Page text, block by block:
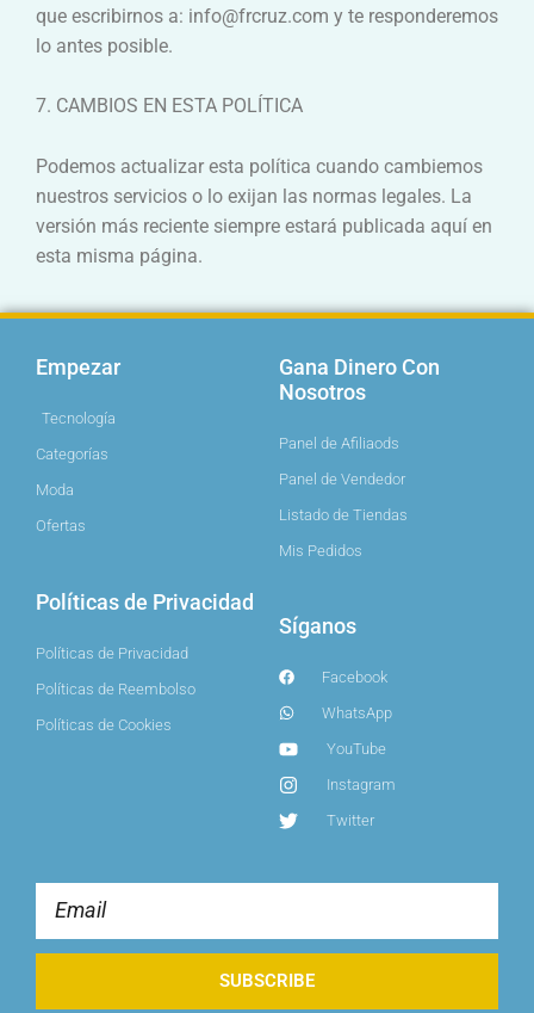
que escribirnos a: info@frcruz.com y te responderemos
lo antes posible.
7. CAMBIOS EN ESTA POLÍTICA
Podemos actualizar esta política cuando cambiemos
nuestros servicios o lo exijan las normas legales. La
versión más reciente siempre estará publicada aquí en
esta misma página.
Empezar
Tecnología
Categorías
Moda
Ofertas
Gana Dinero Con
Nosotros
Panel de Afiliaods
Panel de Vendedor
Listado de Tiendas
Mis Pedidos
Políticas de Privacidad
Políticas de Privacidad
Políticas de Reembolso
Políticas de Cookies
Síganos
Facebook
WhatsApp
YouTube
Instagram
Twitter
SUBSCRIBE